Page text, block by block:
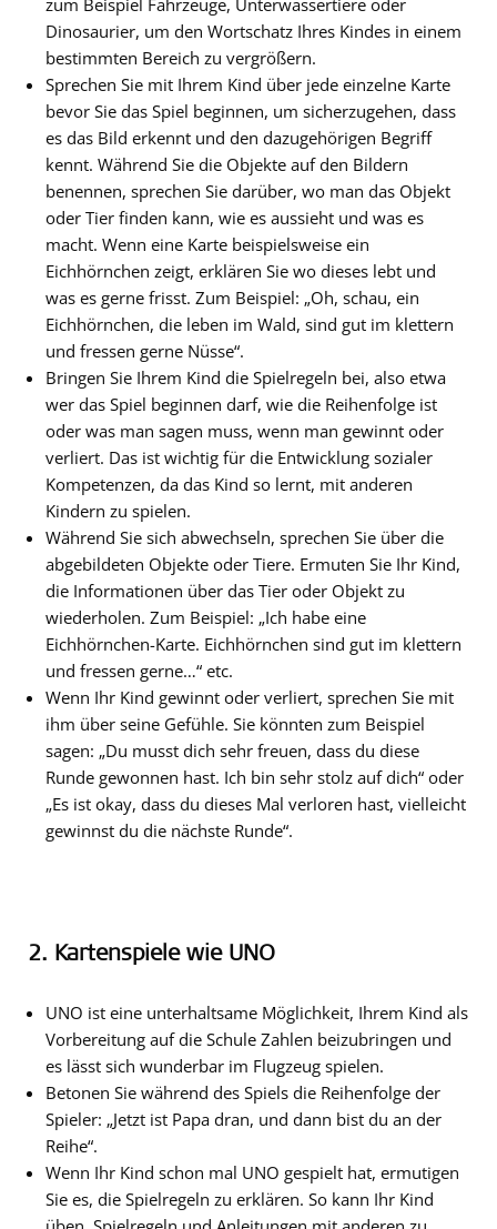
zum Beispiel Fahrzeuge, Unterwassertiere oder
Dinosaurier, um den Wortschatz Ihres Kindes in einem
bestimmten Bereich zu vergrößern.
Sprechen Sie mit Ihrem Kind über jede einzelne Karte
bevor Sie das Spiel beginnen, um sicherzugehen, dass
es das Bild erkennt und den dazugehörigen Begriff
kennt. Während Sie die Objekte auf den Bildern
benennen, sprechen Sie darüber, wo man das Objekt
oder Tier finden kann, wie es aussieht und was es
macht. Wenn eine Karte beispielsweise ein
Eichhörnchen zeigt, erklären Sie wo dieses lebt und
was es gerne frisst. Zum Beispiel: „Oh, schau, ein
Eichhörnchen, die leben im Wald, sind gut im klettern
und fressen gerne Nüsse“.
Bringen Sie Ihrem Kind die Spielregeln bei, also etwa
wer das Spiel beginnen darf, wie die Reihenfolge ist
oder was man sagen muss, wenn man gewinnt oder
verliert. Das ist wichtig für die Entwicklung sozialer
Kompetenzen, da das Kind so lernt, mit anderen
Kindern zu spielen.
Während Sie sich abwechseln, sprechen Sie über die
abgebildeten Objekte oder Tiere. Ermuten Sie Ihr Kind,
die Informationen über das Tier oder Objekt zu
wiederholen. Zum Beispiel: „Ich habe eine
Eichhörnchen-Karte. Eichhörnchen sind gut im klettern
und fressen gerne…“ etc.
Wenn Ihr Kind gewinnt oder verliert, sprechen Sie mit
ihm über seine Gefühle. Sie könnten zum Beispiel
sagen: „Du musst dich sehr freuen, dass du diese
Runde gewonnen hast. Ich bin sehr stolz auf dich“ oder
„Es ist okay, dass du dieses Mal verloren hast, vielleicht
gewinnst du die nächste Runde“.
2. Kartenspiele wie UNO
UNO ist eine unterhaltsame Möglichkeit, Ihrem Kind als
Vorbereitung auf die Schule Zahlen beizubringen und
es lässt sich wunderbar im Flugzeug spielen.
Betonen Sie während des Spiels die Reihenfolge der
Spieler: „Jetzt ist Papa dran, und dann bist du an der
Reihe“.
Wenn Ihr Kind schon mal UNO gespielt hat, ermutigen
Sie es, die Spielregeln zu erklären. So kann Ihr Kind